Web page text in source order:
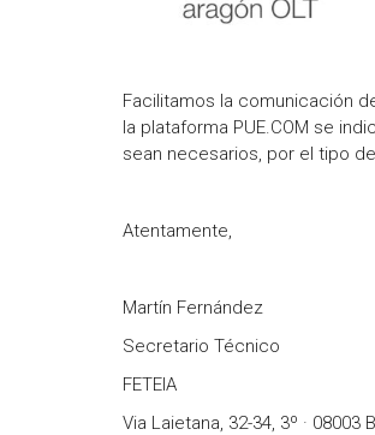
Facilitamos la comunicación
la plataforma PUE.COM se
sean necesarios, por el tipo
Atentamente,
Martín Fernández
Secretario Técnico
FETEIA
Via Laietana, 32-34, 3º · 08003